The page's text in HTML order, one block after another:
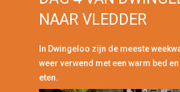
NAAR VLEDDER
In Dwingeloo zijn de meeste
weer verwend met een warm bed
eten.